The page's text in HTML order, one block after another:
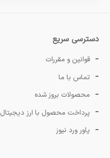
دسترسی سریع
قوانین و مقررات
تماس با ما
محصولات بروز شده
پرداخت محصول با ارز دیجیتال
پاور ورد نیوز